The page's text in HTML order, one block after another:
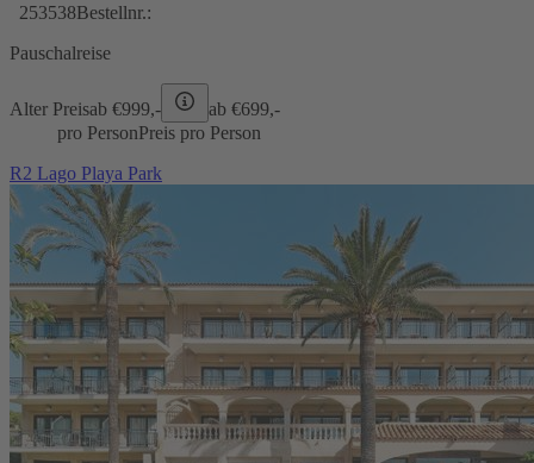
253538Bestellnr.:
Pauschalreise
Alter Preisab €999,- ab €699,-
pro PersonPreis pro Person
R2 Lago Playa Park